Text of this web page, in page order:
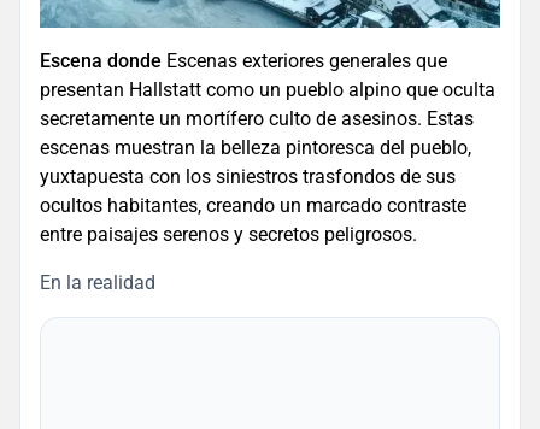
Escena donde Escenas exteriores generales que
presentan Hallstatt como un pueblo alpino que oculta
secretamente un mortífero culto de asesinos. Estas
escenas muestran la belleza pintoresca del pueblo,
yuxtapuesta con los siniestros trasfondos de sus
ocultos habitantes, creando un marcado contraste
entre paisajes serenos y secretos peligrosos.
En la realidad